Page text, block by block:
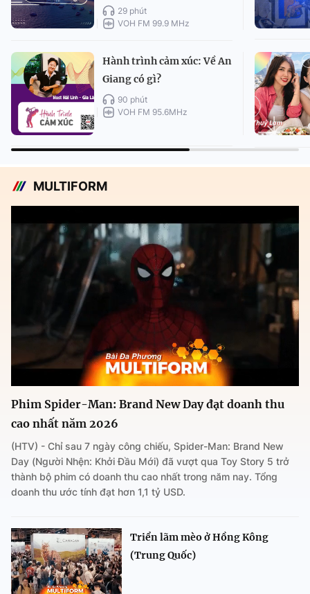
29 phút
VOH FM 99.9 MHz
Hành trình cảm xúc: Về An
Giang có gì?
90 phút
VOH FM 95.6MHz
MULTIFORM
Phim Spider-Man: Brand New Day đạt doanh thu
cao nhất năm 2026
(HTV) - Chỉ sau 7 ngày công chiếu, Spider-Man: Brand New
Day (Người Nhện: Khởi Đầu Mới) đã vượt qua Toy Story 5 trở
thành bộ phim có doanh thu cao nhất trong năm nay. Tổng
doanh thu ước tính đạt hơn 1,1 tỷ USD.
Triển lãm mèo ở Hồng Kông
(Trung Quốc)